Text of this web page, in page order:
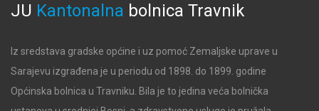
JU Kantonalna bolnica Travnik
Iz sredstava gradske općine i uz pomoć Zemaljske uprave u
Sarajevu izgrađena je u periodu od 1898. do 1899. godine
Općinska bolnica u Travniku. Bila je to jedina veća bolnička